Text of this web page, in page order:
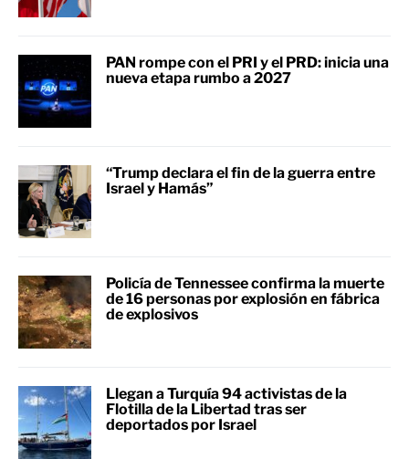
PAN rompe con el PRI y el PRD: inicia una
nueva etapa rumbo a 2027
“Trump declara el fin de la guerra entre
Israel y Hamás”
Policía de Tennessee confirma la muerte
de 16 personas por explosión en fábrica
de explosivos
Llegan a Turquía 94 activistas de la
Flotilla de la Libertad tras ser
deportados por Israel